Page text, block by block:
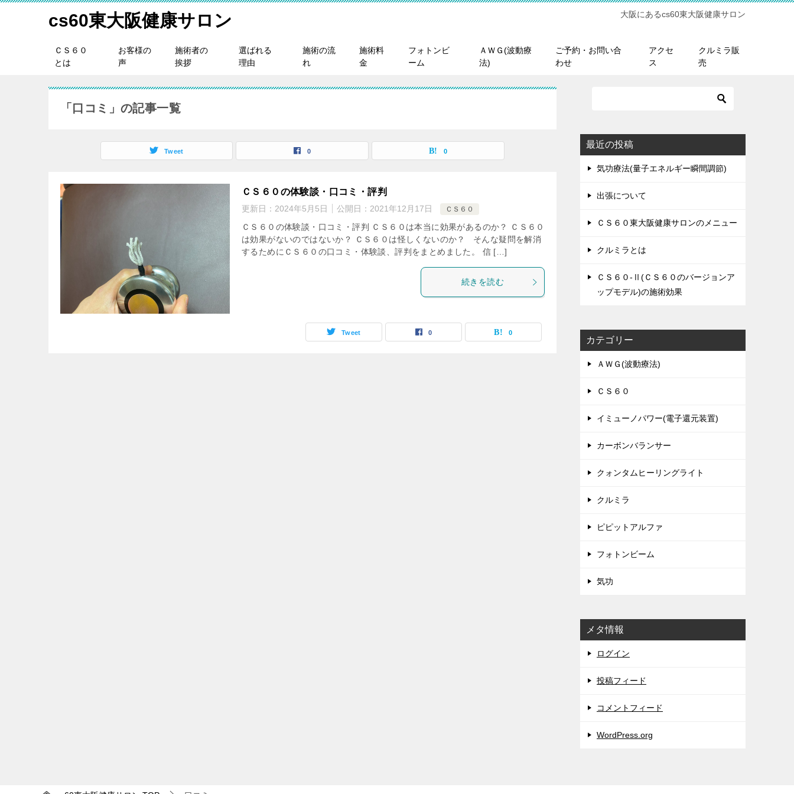
cs60東大阪健康サロン 大阪にあるcs60東大阪健康サロン
ＣＳ６０
とは
お客様の
声
施術者の
挨拶
選ばれる
理由
施術の流
れ
施術料
金
フォトンビ
ーム
ＡＷＧ(波動療
法)
ご予約・お問い合
わせ
アクセ
ス
クルミラ販
売
「口コミ」の記事一覧
Tweet 0 0
ＣＳ６０の体験談・口コミ・評判
更新日： 2024年5月5日 公開日： 2021年12月17日 ＣＳ６０
ＣＳ６０の体験談・口コミ・評判 ＣＳ６０は本当に効果があるのか？ ＣＳ６０
は効果がないのではないか？ ＣＳ６０は怪しくないのか？ そんな疑問を解消
するためにＣＳ６０の口コミ・体験談、評判をまとめました。 信 […]
続きを読む
Tweet 0 0
最近の投稿
気功療法(量子エネルギー瞬間調節)
出張について
ＣＳ６０東大阪健康サロンのメニュー
クルミラとは
ＣＳ６０-Ⅱ(ＣＳ６０のバージョンア
ップモデル)の施術効果
カテゴリー
ＡＷＧ(波動療法)
ＣＳ６０
イミューノパワー(電子還元装置)
カーボンバランサー
クォンタムヒーリングライト
クルミラ
ピピットアルファ
フォトンビーム
気功
メタ情報
ログイン
投稿フィード
コメントフィード
WordPress.org